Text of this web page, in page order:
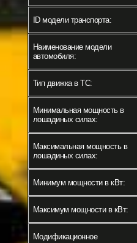
ID модели транспорта:
Наименование модели
автомобиля:
Тип движка в ТС:
Минимальная мощность в
лошадиных силах:
Максимальная мощность в
лошадиных силах:
Минимум мощности в кВт:
Максимум мощности в кВт:
Модификационное